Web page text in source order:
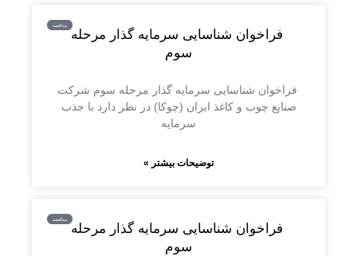
مناقصه
️ فراخوان شناسایی سرمایه گذار مرحله
سوم
️ فراخوان شناسایی سرمایه گذار مرحله سوم شركت
صنايع چوب و كاغذ ايران (چوكا) در نظر دارد با جذب
سرمايه
توضیحات بیشتر »
مناقصه
️ فراخوان شناسایی سرمایه گذار مرحله
سوم